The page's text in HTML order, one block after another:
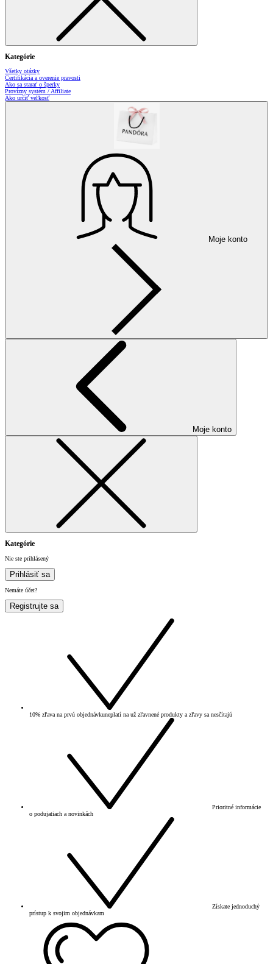
Kategórie
Všetky otázky
Certifikácia a overenie pravosti
Ako sa starať o šperky
Provízny systém / Affiliate
Ako určiť veľkosť
Moje konto
Moje konto
Kategórie
Nie ste prihlásený
Prihlásiť sa
Nemáte účet?
Registrujte sa
10% zľava na prvú objednávkuneplatí na už zľavnené produkty a zľavy sa nesčítajú
Prioritné informácie
o podujatiach a novinkách
Získate jednoduchý
prístup k svojim objednávkam